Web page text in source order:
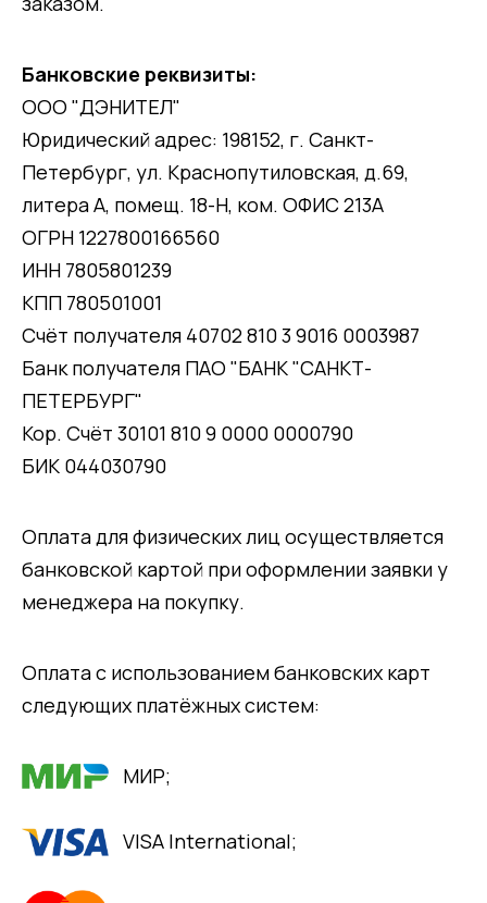
Банковские реквизиты:
ООО "ДЭНИТЕЛ"
Юридический адрес: 198152, г. Санкт-
Петербург, ул. Краснопутиловская, д.69,
литера А, помещ. 18-Н, ком. ОФИС 213А
ОГРН 1227800166560
ИНН 7805801239
КПП 780501001
Счёт получателя 40702 810 3 9016 0003987
Банк получателя ПАО "БАНК "САНКТ-
ПЕТЕРБУРГ"
Кор. Счёт 30101 810 9 0000 0000790
БИК 044030790
Оплата для физических лиц осуществляется
банковской картой при оформлении заявки у
менеджера на покупку.
Оплата с использованием банковских карт
следующих платёжных систем:
МИР;
VISA International;